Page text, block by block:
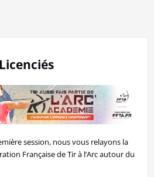
session, nous vous relayons la
Française de Tir à l’Arc autour du